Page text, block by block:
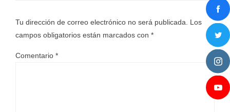
Tu dirección de correo electrónico no será publicada.
Los
campos obligatorios están marcados con *
Comentario *